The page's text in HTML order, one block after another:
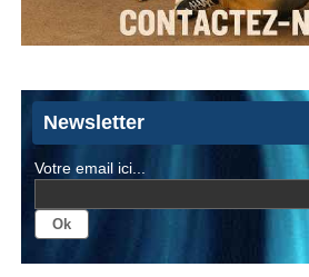
Newsletter
Votre email ici...